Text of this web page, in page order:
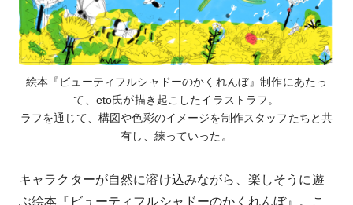
絵本『ビューティフルシャドーのかくれんぼ』制作にあたっ
て、eto氏が描き起こしたイラストラフ。
ラフを通じて、構図や色彩のイメージを制作スタッフたちと共
有し、練っていった。
キャラクターが自然に溶け込みながら、楽しそうに遊
ぶ絵本『ビューティフルシャドーのかくれんぼ』。こ